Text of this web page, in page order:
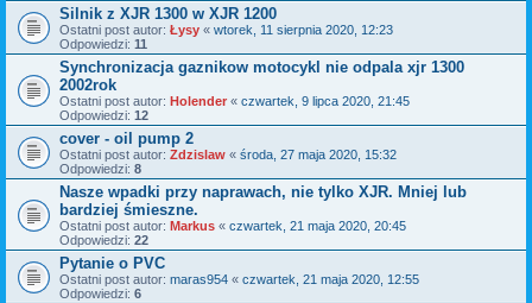
Silnik z XJR 1300 w XJR 1200
Ostatni post autor: Łysy « wtorek, 11 sierpnia 2020, 12:23
Odpowiedzi: 11
Synchronizacja gaznikow motocykl nie odpala xjr 1300
2002rok
Ostatni post autor: Holender « czwartek, 9 lipca 2020, 21:45
Odpowiedzi: 12
cover - oil pump 2
Ostatni post autor: Zdzislaw « środa, 27 maja 2020, 15:32
Odpowiedzi: 8
Nasze wpadki przy naprawach, nie tylko XJR. Mniej lub
bardziej śmieszne.
Ostatni post autor: Markus « czwartek, 21 maja 2020, 20:45
Odpowiedzi: 22
Pytanie o PVC
Ostatni post autor: maras954 « czwartek, 21 maja 2020, 12:55
Odpowiedzi: 6